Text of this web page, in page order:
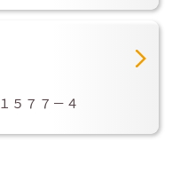
５７７－４